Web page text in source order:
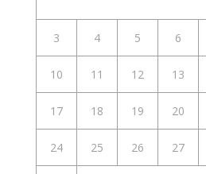
3 4 5 6
10 11 12 13
17 18 19 20
24 25 26 27